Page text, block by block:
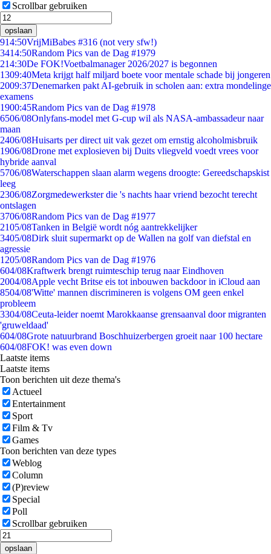
Scrollbar gebruiken
opslaan
914:50VrijMiBabes #316 (not very sfw!)
3414:50Random Pics van de Dag #1979
214:30De FOK!Voetbalmanager 2026/2027 is begonnen
1309:40Meta krijgt half miljard boete voor mentale schade bij jongeren
2009:37Denemarken pakt AI-gebruik in scholen aan: extra mondelinge
examens
1900:45Random Pics van de Dag #1978
6506/08Onlyfans-model met G-cup wil als NASA-ambassadeur naar
maan
2406/08Huisarts per direct uit vak gezet om ernstig alcoholmisbruik
1906/08Drone met explosieven bij Duits vliegveld voedt vrees voor
hybride aanval
5706/08Waterschappen slaan alarm wegens droogte: Gereedschapskist
leeg
2306/08Zorgmedewerkster die 's nachts haar vriend bezocht terecht
ontslagen
3706/08Random Pics van de Dag #1977
2105/08Tanken in België wordt nóg aantrekkelijker
3405/08Dirk sluit supermarkt op de Wallen na golf van diefstal en
agressie
1205/08Random Pics van de Dag #1976
604/08Kraftwerk brengt ruimteschip terug naar Eindhoven
2004/08Apple vecht Britse eis tot inbouwen backdoor in iCloud aan
8504/08'Witte' mannen discrimineren is volgens OM geen enkel
probleem
3304/08Ceuta-leider noemt Marokkaanse grensaanval door migranten
'gruweldaad'
604/08Grote natuurbrand Boschhuizerbergen groeit naar 100 hectare
604/08FOK! was even down
Laatste items
Laatste items
Toon berichten uit deze thema's
Actueel
Entertainment
Sport
Film & Tv
Games
Toon berichten van deze types
Weblog
Column
(P)review
Special
Poll
Scrollbar gebruiken
opslaan